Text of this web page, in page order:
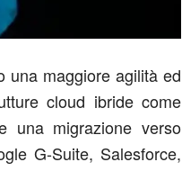
una maggiore agilità ed
cloud ibride come
una migrazione verso
G-Suite, Salesforce,